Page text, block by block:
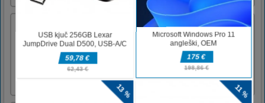
Snežni prvaki
Vojna snežne kepe je vklopljena! Postanite
vrhunski prvak v snežni kepi v naši zimski
vojni s snežno kepo. Odkrijte več kot 50
snežnih stopenj in zberite vse trofeje in
kovance. Zgrabite vas prijatelji - prihaja zima.